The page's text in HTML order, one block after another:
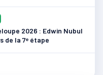
2026 : Edwin Nubul
de la 7ᵉ étape